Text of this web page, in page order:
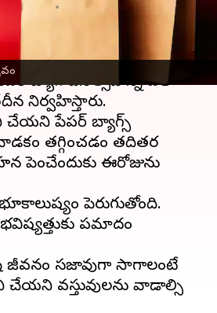
Jul 12, 2023 09:54 am
బ్యాగ్ దినోత్సవాన్ని ప్రతీ
నిర్వహిస్తారు.
చేయని పేపర్ బ్యాగ్స్
తగ్గించడం తదితర
ఈరోజును
పెరుగుతోంది.
ప్రమాదం
జీవనం సజావుగా సాగాలంటే
వస్తువులను వాడాల్సి